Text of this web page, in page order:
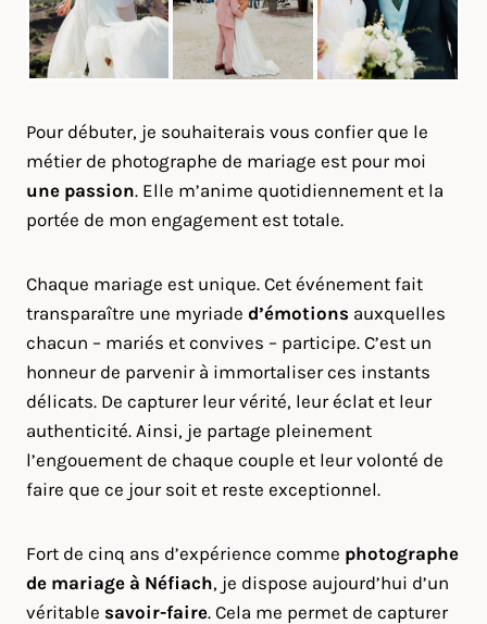
Pour débuter, je souhaiterais vous confier que le
métier de photographe de mariage est pour moi
une passion. Elle m’anime quotidiennement et la
portée de mon engagement est totale.
Chaque mariage est unique. Cet événement fait
transparaître une myriade d’émotions auxquelles
chacun – mariés et convives – participe. C’est un
honneur de parvenir à immortaliser ces instants
délicats. De capturer leur vérité, leur éclat et leur
authenticité. Ainsi, je partage pleinement
l’engouement de chaque couple et leur volonté de
faire que ce jour soit et reste exceptionnel.
Fort de cinq ans d’expérience comme photographe
de mariage à Néfiach, je dispose aujourd’hui d’un
véritable savoir-faire. Cela me permet de capturer